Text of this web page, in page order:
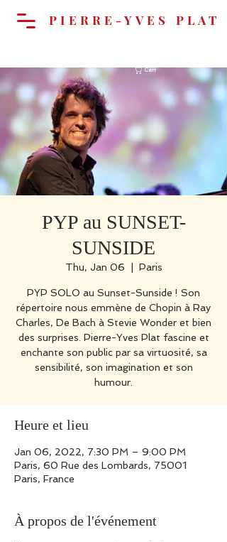
Cart
PIERRE-YVES PLAT
PYP au SUNSET-
SUNSIDE
Thu, Jan 06 Paris
PYP SOLO au Sunset-Sunside ! Son
répertoire nous emmène de Chopin à Ray
Charles, De Bach à Stevie Wonder et bien
des surprises. Pierre-Yves Plat fascine et
enchante son public par sa virtuosité, sa
sensibilité, son imagination et son
humour.
Heure et lieu
Jan 06, 2022, 7:30 PM – 9:00 PM
Paris, 60 Rue des Lombards, 75001
Paris, France
À propos de l'événement